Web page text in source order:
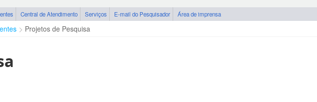
Central de Atendimento Serviços E-mail do Pesquisador Área de imprensa
Projetos de Pesquisa